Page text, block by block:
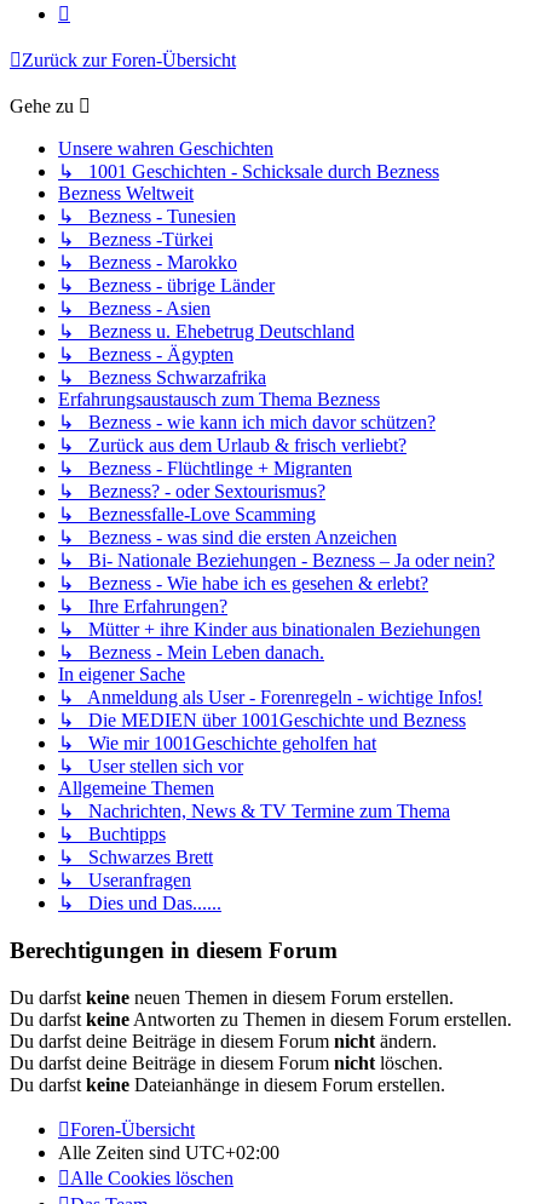
Zurück zur Foren-Übersicht
Gehe zu
Unsere wahren Geschichten
↳ 1001 Geschichten - Schicksale durch Bezness
Bezness Weltweit
↳ Bezness - Tunesien
↳ Bezness -Türkei
↳ Bezness - Marokko
↳ Bezness - übrige Länder
↳ Bezness - Asien
↳ Bezness u. Ehebetrug Deutschland
↳ Bezness - Ägypten
↳ Bezness Schwarzafrika
Erfahrungsaustausch zum Thema Bezness
↳ Bezness - wie kann ich mich davor schützen?
↳ Zurück aus dem Urlaub & frisch verliebt?
↳ Bezness - Flüchtlinge + Migranten
↳ Bezness? - oder Sextourismus?
↳ Beznessfalle-Love Scamming
↳ Bezness - was sind die ersten Anzeichen
↳ Bi- Nationale Beziehungen - Bezness – Ja oder nein?
↳ Bezness - Wie habe ich es gesehen & erlebt?
↳ Ihre Erfahrungen?
↳ Mütter + ihre Kinder aus binationalen Beziehungen
↳ Bezness - Mein Leben danach.
In eigener Sache
↳ Anmeldung als User - Forenregeln - wichtige Infos!
↳ Die MEDIEN über 1001Geschichte und Bezness
↳ Wie mir 1001Geschichte geholfen hat
↳ User stellen sich vor
Allgemeine Themen
↳ Nachrichten, News & TV Termine zum Thema
↳ Buchtipps
↳ Schwarzes Brett
↳ Useranfragen
↳ Dies und Das......
Berechtigungen in diesem Forum
Du darfst keine neuen Themen in diesem Forum erstellen.
Du darfst keine Antworten zu Themen in diesem Forum erstellen.
Du darfst deine Beiträge in diesem Forum nicht ändern.
Du darfst deine Beiträge in diesem Forum nicht löschen.
Du darfst keine Dateianhänge in diesem Forum erstellen.
Foren-Übersicht
Alle Zeiten sind UTC+02:00
Alle Cookies löschen